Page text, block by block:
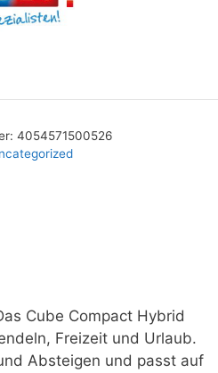
4054571500526
Cube Compact Hybrid
Freizeit und Urlaub.
Absteigen und passt auf